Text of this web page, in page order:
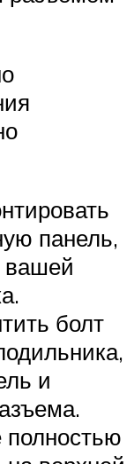
панель,
вашей
болт
и
полностью